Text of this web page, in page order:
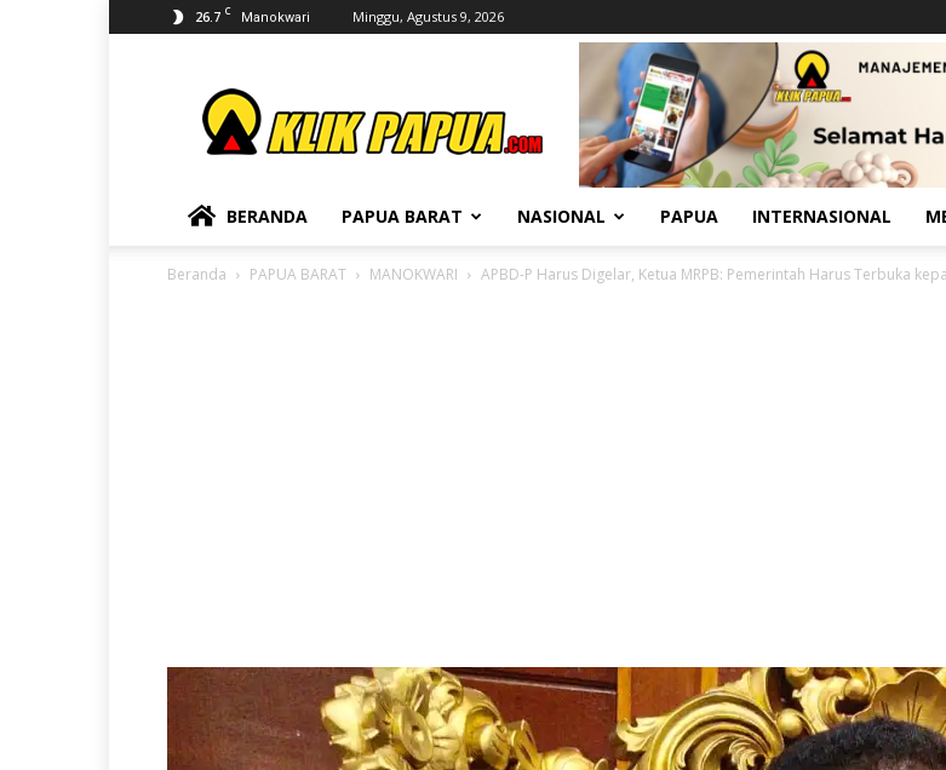
26.7 C Manokwari Minggu, Agustus 9, 2026
BERANDA PAPUA BARAT NASIONAL PAPUA INTERNASIONAL
Beranda PAPUA BARAT MANOKWARI APBD-P Harus Digelar, Ketua MRPB: Pemerintah Harus Terbuka